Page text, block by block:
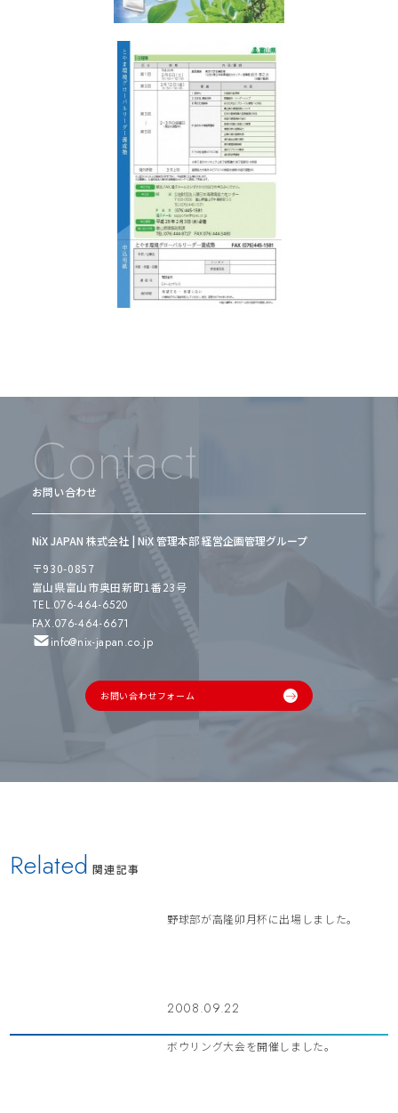
Contact
お問い合わせ
NiX JAPAN 株式会社 | NiX 管理本部 経営企画管理グループ
〒930-0857
富山県富山市奥田新町1番23号
TEL.076-464-6520
FAX.076-464-6671
info@nix-japan.co.jp
お問い合わせフォーム
Related 関連記事
野球部が高隆卯月杯に出場しました。
2008.09.22
ボウリング大会を開催しました。